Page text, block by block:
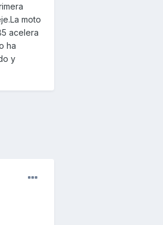
moto
acelera
ha
y